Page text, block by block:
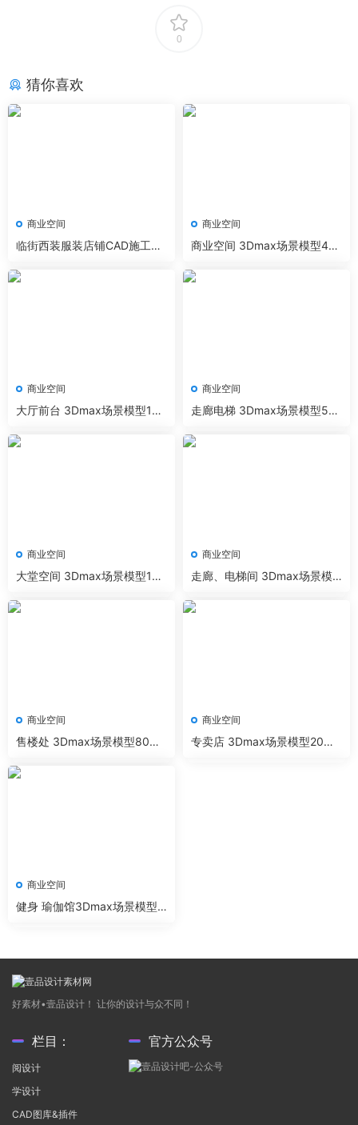
0
猜你喜欢
商业空间
临街西装服装店铺CAD施工图
商业空间
商业空间 3Dmax场景模型43
器
商业空间
大厅前台 3Dmax场景模型19
器
商业空间
走廊电梯 3Dmax场景模型5套
商业空间
大堂空间 3Dmax场景模型120
商业空间
走廊、电梯间 3Dmax场景模
器
商业空间
售楼处 3Dmax场景模型80套
商业空间
专卖店 3Dmax场景模型20套
商业空间
健身 瑜伽馆3Dmax场景模型1
好素材•壹品设计！ 让你的设计与众不同！
栏目：
阅设计
学设计
CAD图库&插件
官方公众号